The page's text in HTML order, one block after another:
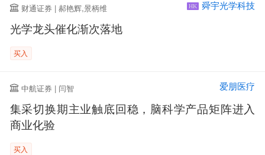
财通证券 | 郝艳辉,景柄维 HK 舜宇光学科技
光学龙头催化渐次落地
买入
中航证券 | 闫智 爱朋医疗
集采切换期主业触底回稳，脑科学产品矩阵进入
商业化验
买入